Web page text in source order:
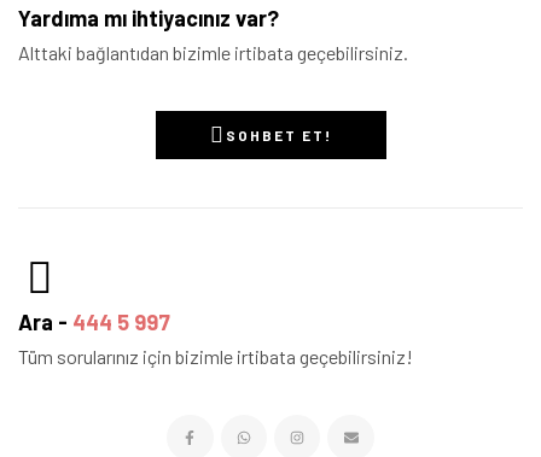
Yardıma mı ihtiyacınız var?
Alttaki bağlantıdan bizimle irtibata geçebilirsiniz.
SOHBET ET!
Ara - 444 5 997
Tüm sorularınız için bizimle irtibata geçebilirsiniz!